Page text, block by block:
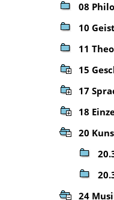
08
10
11
15
17
18
20
24